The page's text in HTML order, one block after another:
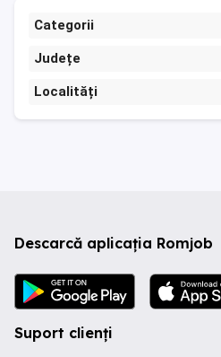
Categorii
Județe
Localități
Descarcă aplicația Romjob
Suport clienți